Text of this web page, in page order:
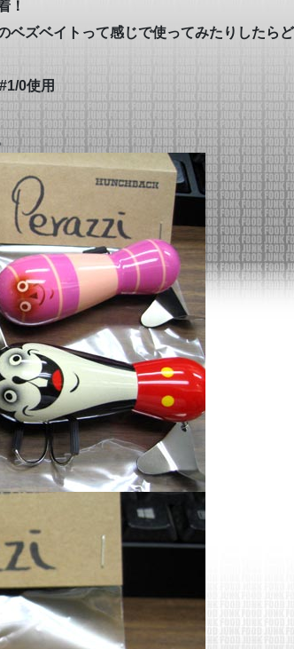
！
ベズベイトって感じで使ってみたりしたら
0使用